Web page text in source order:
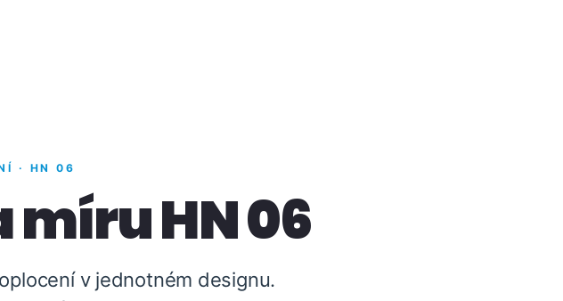
· HN 06
míru HN 06
v jednotném designu.